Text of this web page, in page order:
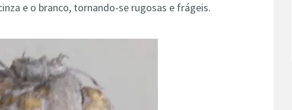
e o branco, tornando-se rugosas e frágeis.